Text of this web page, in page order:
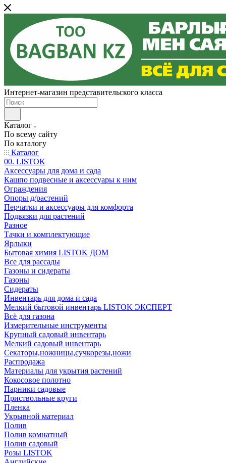
Интернет-магазин представительского класса
Каталог
По всему сайту
По каталогу
Каталог
00. LISTOK
Аксессуары для дома и сада
Кашпо подвесные и аксессуары к ним
Ограждения
Опоры д/растений
Перчатки и аксессуары для комфорта
Подвязки для растений
Разное
Тачки и комплектующие
Ярлыки
Бытовая химия LISTOK ДОМ
Все для рассады
Газоны и сидераты
Газоны
Сидераты
Инвентарь для дома и сада
Мелкий бытовой инвентарь LISTOK ЭКСПЕРТ
Всё для газона
Измерительные инструменты
Крупный садовый инвентарь
Мелкий садовый инвентарь
Секаторы,ножницы,сучкорезы,ножи
Распродажа
Материалы для укрытия растений
Кокосовое полотно
Парники садовые
Приствольные круги
Пленка
Укрывной материал
Полив
Полив комнатный
Полив садовый
Розы LISTOK